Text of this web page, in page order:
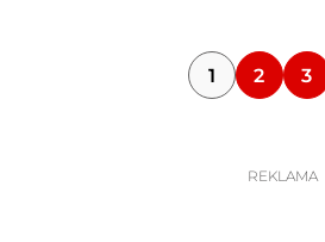
1 2 3
REKLAMA